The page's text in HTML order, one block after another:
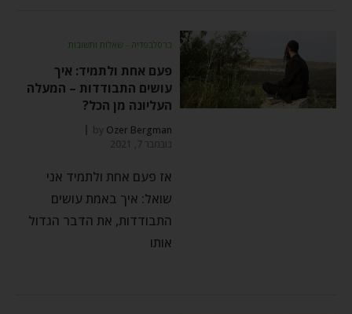
ברסלבפדיה - שאלות ותשובות
פעם אחת ולתמיד: איך
עושים התבודדות – המעלה
העליונה מן הכל?
by Ozer Bergman
נובמבר 7, 2021
אז פעם אחת ולתמיד אני
שואל: איך באמת עושים
התבודדות, את הדבר הגדול
אותו